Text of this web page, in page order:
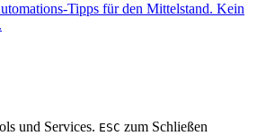
Tipps für den Mittelstand. Kein
und Services. ESC zum Schließen